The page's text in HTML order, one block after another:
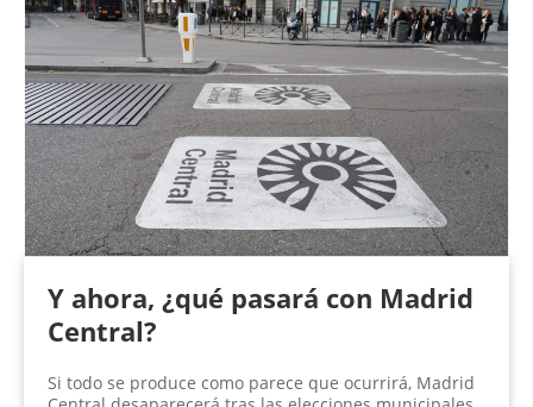
Y ahora, ¿qué pasará con Madrid
Central?
Si todo se produce como parece que ocurrirá, Madrid